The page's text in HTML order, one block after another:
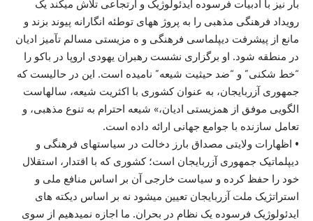
بار نیز با ادبیات فرسوده ایدئولوژیک و ارتجاعی تلاش میکند یک
رویداد فرهنگی مذهبی را به پروژ ههای توطئه انگارانه پیوند بزند و
مانع از پیشرفت دیپلماسی فرهنگی و ه مزیستی مسالم تآمیز ادیان
در منطقه شود. او برگزاری نشست رهبران یهودی اروپا در باکو را
“خط شکنی” و “ضد حیثیت شیعه” نامیده است. این در حالیست که
جمهوری آزربایجان، به عنوان کشوری با اکثریت شیعه، سالهاست
الگویی موفق از همزیستی ادیان،» شیعه احترام به تنوع مذهبی، و
تعامل سازنده با جوامع جهانی ارائه داده است.
• اظهارات ولایتی مصداق بارز دخالت در سیاستهای فرهنگی و
دیپلماتیک جمهوری آزربایجان است؛ کشوری که با اقتدار، استقلال
خود را حفظ کرده و سیاست خارجی آن بر اساس منافع ملی و
استراتژیک ملت آزربایجان تعیین میشود نه بر اساس دیکته های
ایدئولوژیک فرسوده یک نظام در بحران. ما اجازه نمیدهیم از سوی